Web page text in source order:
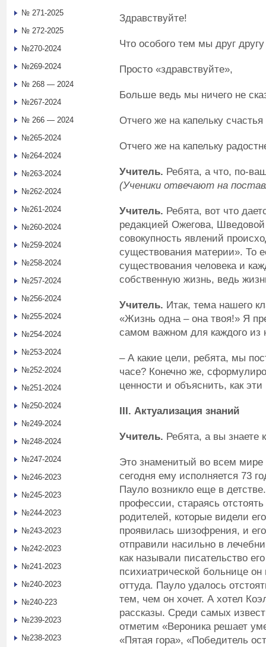
Здравствуйте!
Что особого тем мы друг
Просто «здравствуйте»,
Больше ведь мы ничего не
Отчего же на капельку
Отчего же на капельку
Учитель. Ребята, а что, по-
(Ученики отвечают на
Учитель. Ребята, вот что
редакцией Ожегова,
совокупность явлений
существования материи». То
существования человека и
собственную жизнь, ведь
Учитель. Итак, тема нашего
«Жизнь одна – она твоя!» Я
самом важном для каждого из
– А какие цели, ребята, мы
часе? Конечно же,
ценности и объяснить, как
III. Актуализация знаний
Учитель. Ребята, а вы знаете
Это знаменитый во всем
сегодня ему исполняется 73
Пауло возникло еще в
профессии, стараясь
родителей, которые видели
проявилась шизофрения, и
отправили насильно в
как называли писательство
психиатрической больнице он
оттуда. Пауло удалось
тем, чем он хочет. А хотел
рассказы. Среди самых
отметим «Вероника решает
«Пятая гора», «Победитель
№ 271-2025
№ 272-2025
№270-2024
№269-2024
№ 268 — 2024
№267-2024
№ 266 — 2024
№265-2024
№264-2024
№263-2024
№262-2024
№261-2024
№260-2024
№259-2024
№258-2024
№257-2024
№256-2024
№255-2024
№254-2024
№253-2024
№252-2024
№251-2024
№250-2024
№249-2024
№248-2024
№247-2024
№246-2023
№245-2023
№244-2023
№243-2023
№242-2023
№241-2023
№240-2023
№240-223
№239-2023
№238-2023